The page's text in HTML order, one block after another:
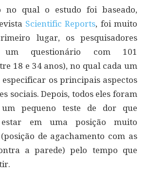
no qual o estudo foi baseado,
Scientific Reports, foi muito
lugar, os pesquisadores
um questionário com 101
18 e 34 anos), no qual cada um
especificar os principais aspectos
sociais. Depois, todos eles foram
pequeno teste de dor que
em uma posição muito
de agachamento com as
a parede) pelo tempo que